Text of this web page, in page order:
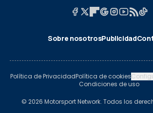
Sobre nosotrosPublicidad
Política de PrivacidadPolítica de cookies
Condiciones de uso
© 2026 Motorsport Network. Todos los